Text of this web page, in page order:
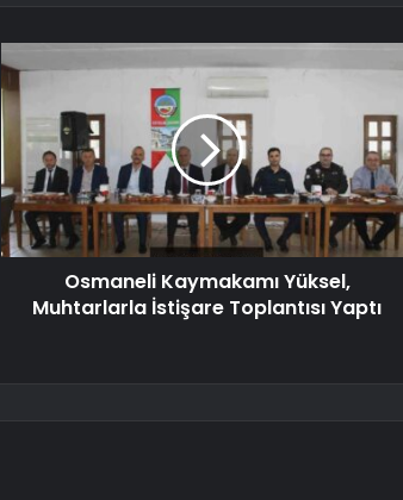
Osmaneli Kaymakamı Yüksel,
Muhtarlarla İstişare Toplantısı Yaptı